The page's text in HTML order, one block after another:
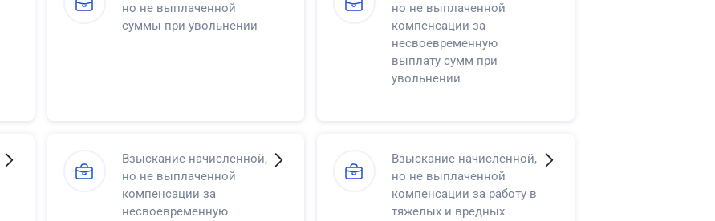
но не выплаченной
суммы при увольнении
но не выплаченной
компенсации за
несвоевременную
выплату сумм при
увольнении
Взыскание начисленной,
но не выплаченной
компенсации за
несвоевременную
Взыскание начисленной,
но не выплаченной
компенсации за работу в
тяжелых и вредных